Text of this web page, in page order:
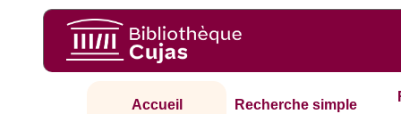
Accueil Recherche simple